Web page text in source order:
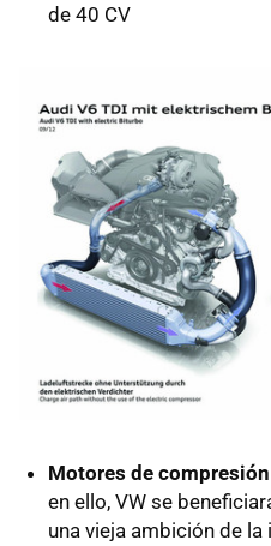
de 40 CV
Motores de
en ello, VW se
una vieja ambición de